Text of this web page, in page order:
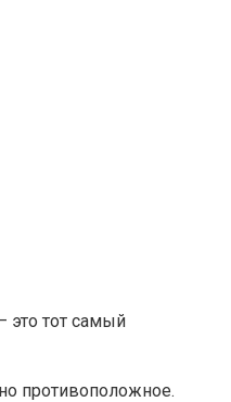
это тот самый
противоположное.